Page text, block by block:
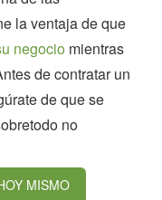
la ventaja de que
negocio mientras
de contratar un
de que se
no
MISMO